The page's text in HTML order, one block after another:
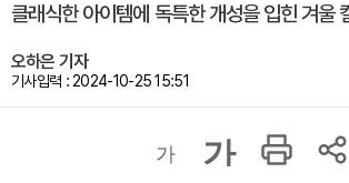
클래식한 아이템에 독특한 개성을 입힌 겨울
오하은 기자
기사입력 : 2024-10-25 15:51
가 가